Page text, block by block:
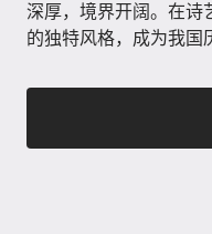
深厚，境界开阔。在诗
的独特风格，成为我国